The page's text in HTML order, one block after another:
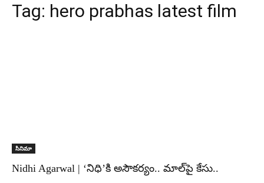
Tag: hero prabhas latest film
సినిమా
Nidhi Agarwal | ‘నిధి’కి అసౌకర్యం.. మాల్‌పై కేసు..